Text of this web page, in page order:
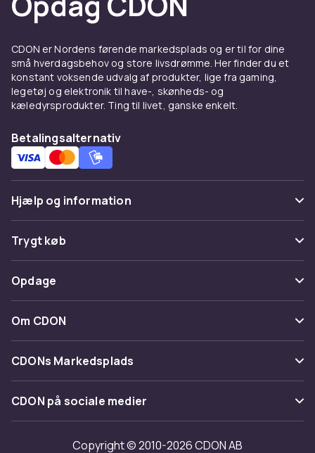
CDON er Nordens førende markedsplads og er til for dine
små hverdagsbehov og store livsdrømme. Her finder du et
konstant voksende udvalg af produkter, lige fra gaming,
legetøj og elektronik til have-, skønheds- og
kæledyrsprodukter. Ting til livet, ganske enkelt.
Betalingsalternativ
Hjælp og information
Ofte stillede spørgsmål
Spor pakke
Fortryd & returner her
Kontakt os
Trygt køb
Betaling
Levering
Tilbagekaldelser
Opdage
Kategorier
Maerke
Om CDON
Om os
Kundeanmeldelser
Arbejd på CDON
Investor relations
CDONs Markedsplads
Merchant Help Center
CDON på sociale medier
Copyright © 2010-2026 CDON AB